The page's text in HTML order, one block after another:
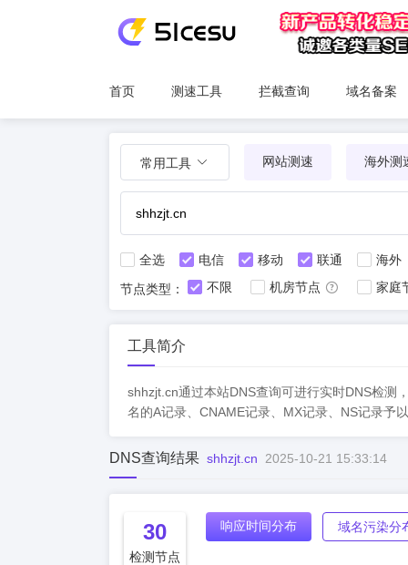
首页 测速工具 拦截查询 域名备案
常用工具 网站测速 海外测
全选 电信 移动 联通
海外
节点类型：
不限 机房节点 家庭
工具简介
shhzjt.cn通过本站DNS查询可进行实时DNS检测
名的A记录、CNAME记录、MX记录、NS记录予
DNS查询结果 shhzjt.cn 2025-10-21 15:33:14
30
检测节点
响应时间分布 域名污染分